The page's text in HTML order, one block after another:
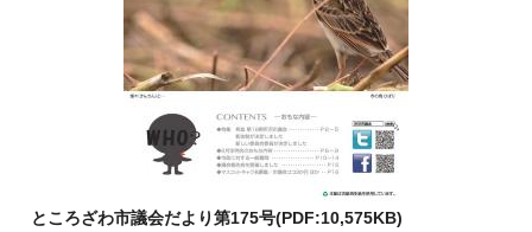
ところざわ市議会だより第175号(PDF:10,575KB)